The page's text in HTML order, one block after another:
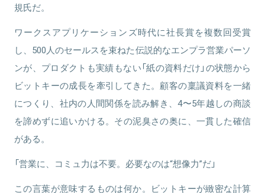
規氏だ。
ワークスアプリケーションズ時代に社長賞を複数回受賞
し、500人のセールスを束ねた伝説的なエンプラ営業パーソ
ンが、プロダクトも実績もない「紙の資料だけ」の状態から
ビットキーの成長を牽引してきた。顧客の稟議資料を一緒
につくり、社内の人間関係を読み解き、4〜5年越しの商談
を諦めずに追いかける。その泥臭さの奥に、一貫した確信
がある。
「営業に、コミュ力は不要。必要なのは“想像力”だ」
この言葉が意味するものは何か。ビットキーが緻密な計算